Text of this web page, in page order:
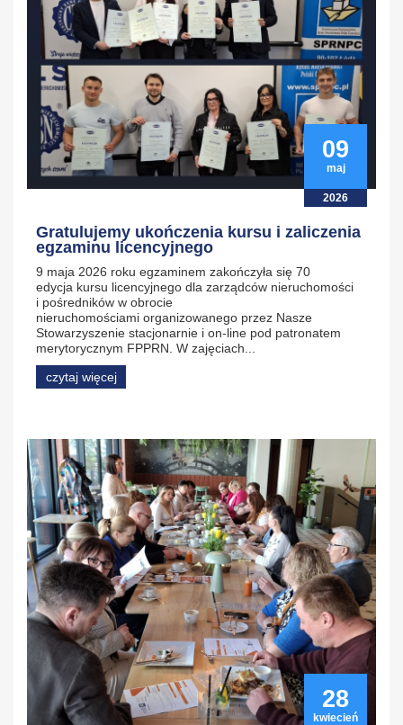
09
maj
2026
Gratulujemy ukończenia kursu i zaliczenia
egzaminu licencyjnego
9 maja 2026 roku egzaminem zakończyła się 70
edycja kursu licencyjnego dla zarządców nieruchomości
i pośredników w obrocie
nieruchomościami organizowanego przez Nasze
Stowarzyszenie stacjonarnie i on-line pod patronatem
merytorycznym FPPRN. W zajęciach...
czytaj więcej
28
kwiecień